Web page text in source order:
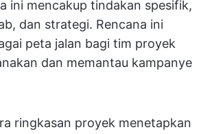
ini mencakup tindakan spesifik,
dan strategi. Rencana ini
peta jalan bagi tim proyek
dan memantau kampanye
ringkasan proyek menetapkan